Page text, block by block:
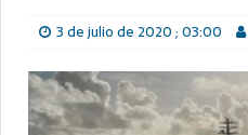
El
Reforzada
3 de julio de 2020 ; 03:00